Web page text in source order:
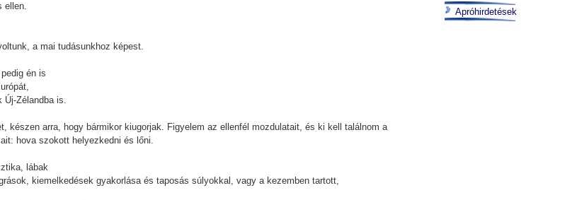
ellen.
a mai tudásunkhoz képest.
én is
Új-Zélandba is.
készen arra, hogy bármikor kiugorjak. Figyelem az ellenfél mozdulatait, és ki kell találnom a
hova szokott helyezkedni és lőni.
lábak
kiemelkedések gyakorlása és taposás súlyokkal, vagy a kezemben tartott,
Apróhirdetések